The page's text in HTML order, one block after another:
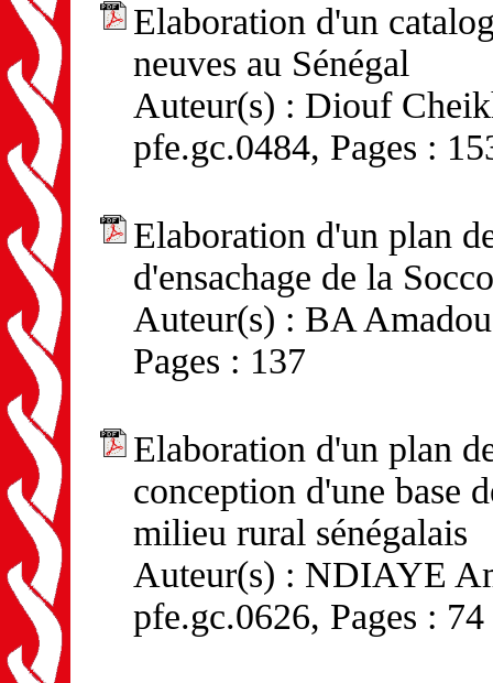
Elaboration d'un
neuves au Sénégal
Auteur(s) : Diouf
pfe.gc.0484, Pages :
Elaboration d'un plan
d'ensachage de la
Auteur(s) : BA
Pages : 137
Elaboration d'un plan
conception d'une base
milieu rural sénégalais
Auteur(s) : NDIAYE
pfe.gc.0626, Pages : 74